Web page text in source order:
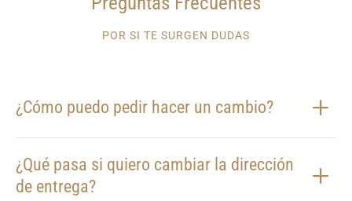
POR SI TE SURGEN DUDAS
¿Cómo puedo pedir hacer un cambio?
¿Qué pasa si quiero cambiar la dirección
de entrega?